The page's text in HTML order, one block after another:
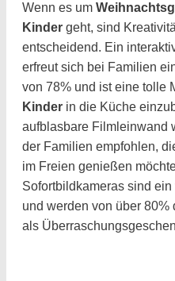
Wenn es um
Kinder geht, sind
entscheidend. Ein
erfreut sich bei Familien
von 78% und ist eine tolle
Kinder in die Küche
aufblasbare Filmleinwand
der Familien empfohlen,
im Freien genießen
Sofortbildkameras sind
und werden von über 80%
als